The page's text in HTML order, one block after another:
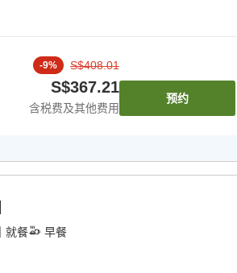
-9% S$408.01
S$367.21
含税费及其他费用
预约
就餐 早餐